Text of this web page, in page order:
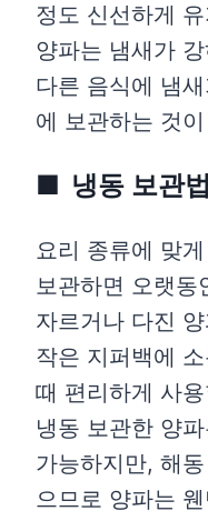
정도 신선하게
양파는 냄새가
다른 음식에 냄
에 보관하는 것
냉동 보관법
요리 종류에 맞
보관하면 오랫동
자르거나 다진
작은 지퍼백에
때 편리하게 사
냉동 보관한 양
가능하지만, 해
으므로 양파는